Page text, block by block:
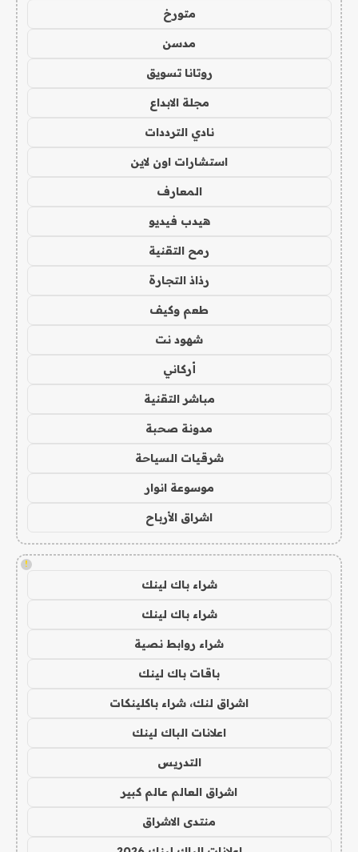
متورخ
مدسن
روتانا تسويق
مجلة الابداع
نادي الترددات
استشارات اون لاين
المعارف
هيدب فيديو
رمح التقنية
رذاذ التجارة
طعم وكيف
شهود نت
أركاني
مباشر التقنية
مدونة صحبة
شرقيات السياحة
موسوعة انوار
اشراق الأرباح
!
شراء باك لينك
شراء باك لينك
شراء روابط نصية
باقات باك لينك
اشراق لنك، شراء باكلينكات
اعلانات الباك لينك
التدريس
اشراق العالم عالم كبير
منتدى الاشراق